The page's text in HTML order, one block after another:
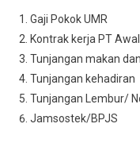
Gaji Pokok UMR
Kontrak kerja PT
Tunjangan makan
Tunjangan kehadiran
Tunjangan Lembur/
Jamsostek/BPJS